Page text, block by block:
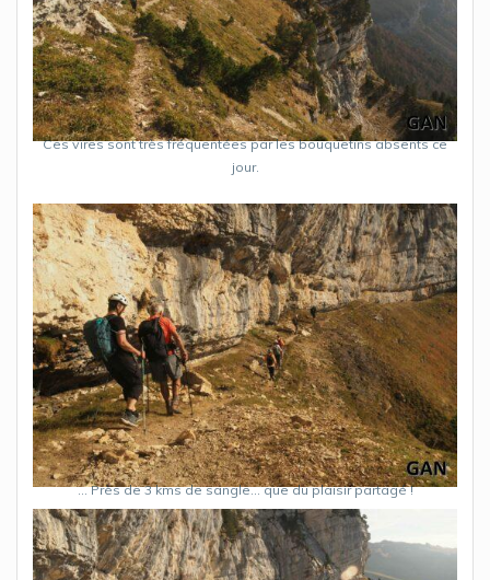
Ces vires sont très fréquentées par les bouquetins absents ce
jour.
… Près de 3 kms de sangle… que du plaisir partagé !